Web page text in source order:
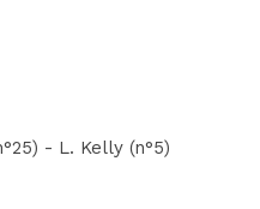
- L. Kelly (n°5)